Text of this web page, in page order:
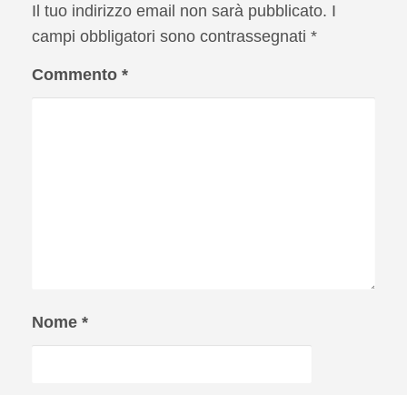
Il tuo indirizzo email non sarà pubblicato. I
campi obbligatori sono contrassegnati *
Commento *
Nome *